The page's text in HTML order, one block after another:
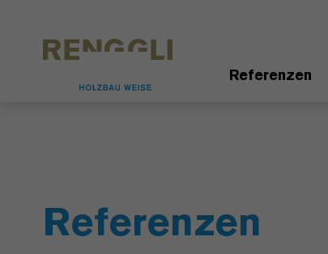
Referenzen
Referenzen